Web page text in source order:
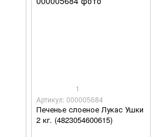
1
Артикул: 000005684
Печенье слоеное Лукас Ушки
2 кг. (4823054600615)